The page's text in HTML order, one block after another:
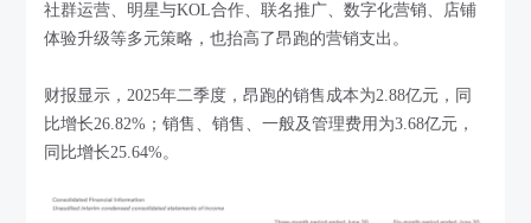
社群运营、明星与KOL合作、联名推广、数字化营销、店铺
体验升级等多元策略，也抬高了昂跑的营销支出。
财报显示，2025年二季度，昂跑的销售成本为2.88亿元，同
比增长26.82%；销售、销售、一般及管理费用为3.68亿元，
同比增长25.64%。